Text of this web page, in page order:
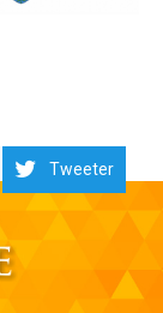
Tweeter